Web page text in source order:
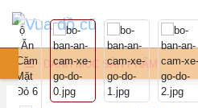
DANH MỤC SẢN PHẨM